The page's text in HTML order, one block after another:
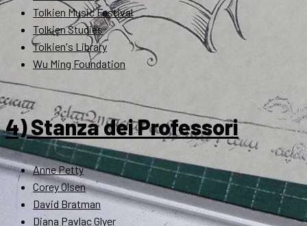
Tolkien Music Festival
Tolkien Studies
Tolkien's Library
Wu Ming Foundation
4) Stanza dei Professori
Anne Petty
Corey Olsen
David Bratman
Diana Pavlac Glyer